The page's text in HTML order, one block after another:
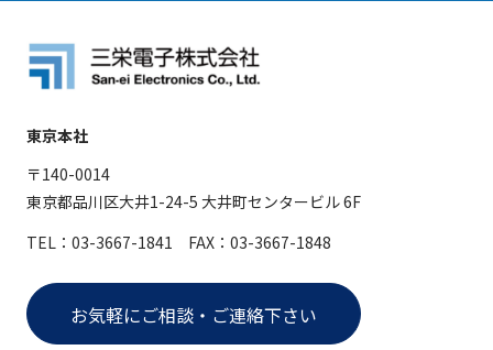
東京本社
〒140-0014
東京都品川区大井1-24-5 大井町センタービル 6F
TEL：03-3667-1841 FAX：03-3667-1848
お気軽にご相談・ご連絡下さい